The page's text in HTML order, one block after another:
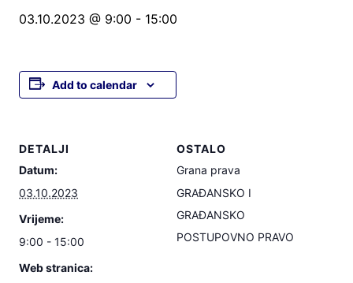
03.10.2023 @ 9:00 - 15:00
Add to calendar
DETALJI
Datum:
03.10.2023
Vrijeme:
9:00 - 15:00
Web stranica:
OSTALO
Grana prava
GRAĐANSKO I
GRAĐANSKO
POSTUPOVNO PRAVO